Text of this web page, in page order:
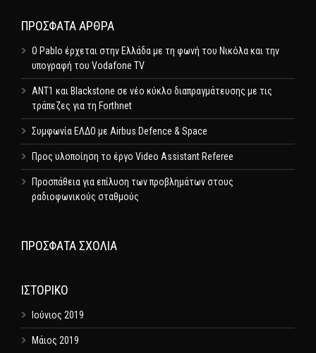
ΠΡΌΣΦΑΤΑ ΆΡΘΡΑ
Ο Pablo έρχεται στην Ελλάδα με τη φωνή του Νικόλα και την
υπογραφή του Vodafone TV
ΑΝΤ1 και Blackstone σε νέο κύκλο διαπραγμάτευσης με τις
τράπεζες για τη Forthnet
Συμφωνία ΕΛΔΟ με Airbus Defence & Space
Προς υλοποίηση το έργο Video Assistant Referee
Προσπάθεια για επίλυση των προβλημάτων στους
ραδιοφωνικούς σταθμούς
ΠΡΌΣΦΑΤΑ ΣΧΌΛΙΑ
ΙΣΤΟΡΙΚΌ
Ιούνιος 2019
Μάιος 2019